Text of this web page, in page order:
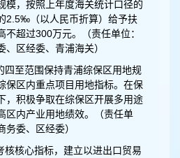
模，按照上年度海关统计口径的
2.5‰（以人民币折算）给予扶
超过300万元。（责任单位：
区经委、青浦海关）
四至范围保持青浦综保区用地规
保区内重点项目用地指标。在保
，积极争取在综保区开展多用途
区内产业用地绩效。（责任单
委、区经委）
核核心指标，建立以进出口贸易